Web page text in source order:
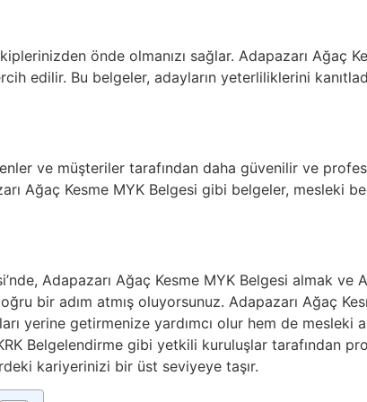
önde olmanızı sağlar. Adapazarı Ağaç
edilir. Bu belgeler, adayların yeterliliklerini
ve müşteriler tarafından daha güvenilir ve
Ağaç Kesme MYK Belgesi gibi belgeler, mesleki
Adapazarı Ağaç Kesme MYK Belgesi almak ve
bir adım atmış oluyorsunuz. Adapazarı Ağaç
yerine getirmenize yardımcı olur hem de mesleki
Belgelendirme gibi yetkili kuruluşlar tarafından
kariyerinizi bir üst seviyeye taşır.